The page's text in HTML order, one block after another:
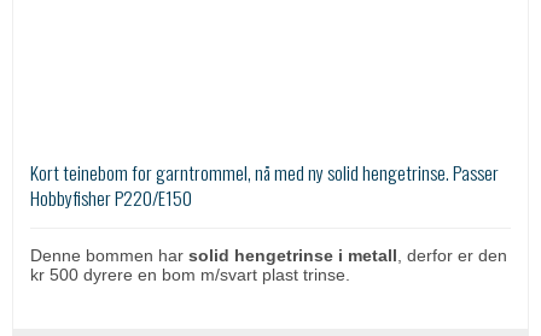
Kort teinebom for garntrommel, nå med ny solid hengetrinse. Passer
Hobbyfisher P220/E150
Denne bommen har solid hengetrinse i metall , derfor er den
kr 500 dyrere en bom m/svart plast trinse.